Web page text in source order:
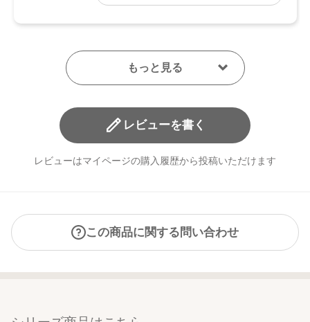
レビューを書く
レビューはマイページの購入履歴から投稿いただけます
この商品に関する問い合わせ